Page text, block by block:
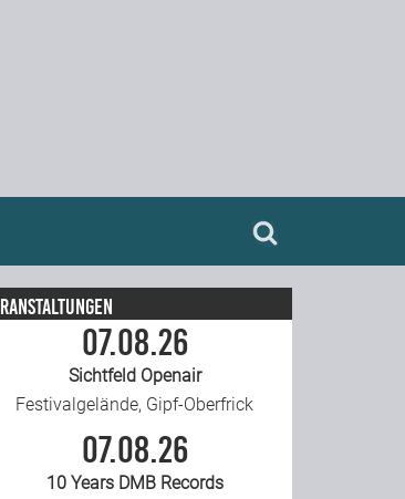
07.08.26
Sichtfeld Openair
Festivalgelände, Gipf-Oberfrick
07.08.26
10 Years DMB Records